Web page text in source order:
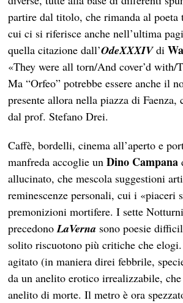
partire dal titolo, che rimanda al poeta
cui ci si riferisce anche nell’ultima
quella citazione dall’OdeXXXIVdi
«They were all torn/And cover’d with/
Ma “Orfeo” potrebbe essere anche il
presente allora nella piazza di Faenza,
dal prof. Stefano Drei.
Caffè, bordelli, cinema all’aperto e
manfreda accoglie unDino Campana
allucinato, che mescola suggestioni
reminescenze personali, cui i «piaceri
premonizioni mortifere. I sette
precedonoLaVerna sono poesie
solito riscuotono più critiche che
agitato (in maniera direi febbrile,
da un anelito erotico irrealizzabile,
anelito di morte. Il metro è ora